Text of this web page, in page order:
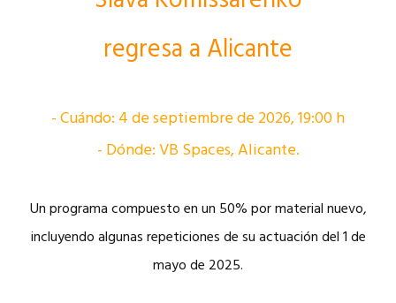
regresa a Alicante
- Cuándo: 4 de septiembre de 2026, 19:00 h
- Dónde: VB Spaces, Alicante.
Un programa compuesto en un 50% por material nuevo,
incluyendo algunas repeticiones de su actuación del 1 de
mayo de 2025.